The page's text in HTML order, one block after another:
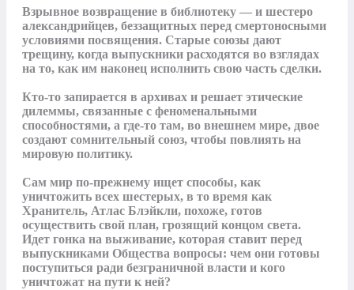
Взрывное возвращение в библиотеку — и шестеро
александрийцев, беззащитных перед смертоносными
условиями посвящения. Старые союзы дают
трещину, когда выпускники расходятся во взглядах
на то, как им наконец исполнить свою часть сделки.
Кто-то запирается в архивах и решает этические
дилеммы, связанные с феноменальными
способностями, а где-то там, во внешнем мире, двое
создают сомнительный союз, чтобы повлиять на
мировую политику.
Сам мир по-прежнему ищет способы, как
уничтожить всех шестерых, в то время как
Хранитель, Атлас Блэйкли, похоже, готов
осуществить свой план, грозящий концом света.
Идет гонка на выживание, которая ставит перед
выпускниками Общества вопросы: чем они готовы
поступиться ради безграничной власти и кого
уничтожат на пути к ней?